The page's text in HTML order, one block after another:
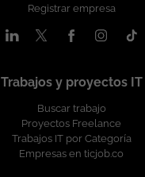
Registrar empresa
Trabajos y proyectos IT
Buscar trabajo
Proyectos Freelance
Trabajos IT por Categoría
Empresas en ticjob.co